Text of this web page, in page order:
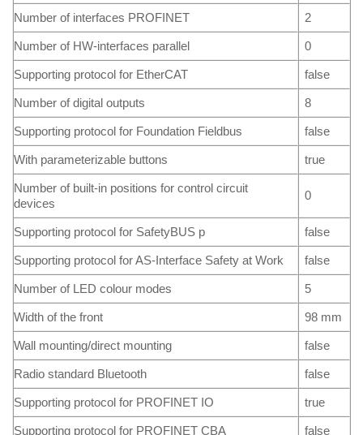
Number of interfaces PROFINET 2
Number of HW-interfaces parallel 0
Supporting protocol for EtherCAT false
Number of digital outputs 8
Supporting protocol for Foundation Fieldbus false
With parameterizable buttons true
Number of built-in positions for control circuit
devices
0
Supporting protocol for SafetyBUS p false
Supporting protocol for AS-Interface Safety at Work false
Number of LED colour modes 5
Width of the front 98 mm
Wall mounting/direct mounting false
Radio standard Bluetooth false
Supporting protocol for PROFINET IO true
Supporting protocol for PROFINET CBA false